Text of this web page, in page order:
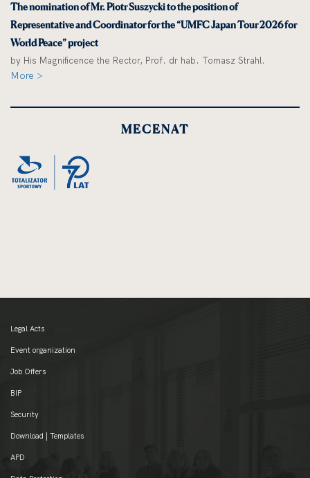
The nomination of Mr. Piotr Suszycki to the position of
Representative and Coordinator for the “UMFC Japan Tour 2026 for
World Peace” project
by His Magnificence the Rector, Prof. dr hab. Tomasz Strahl.
More >
MECENAT
Legal Acts
Event organization
Job Offers
BIP
Security
Download | Templates
APD